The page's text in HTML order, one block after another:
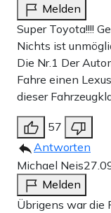
Melden
Super Toyota!!!!
Nichts ist
Die Nr.1 Der
Fahre einen
dieser
57
Antworten
Michael Neis
Melden
Übrigens war die